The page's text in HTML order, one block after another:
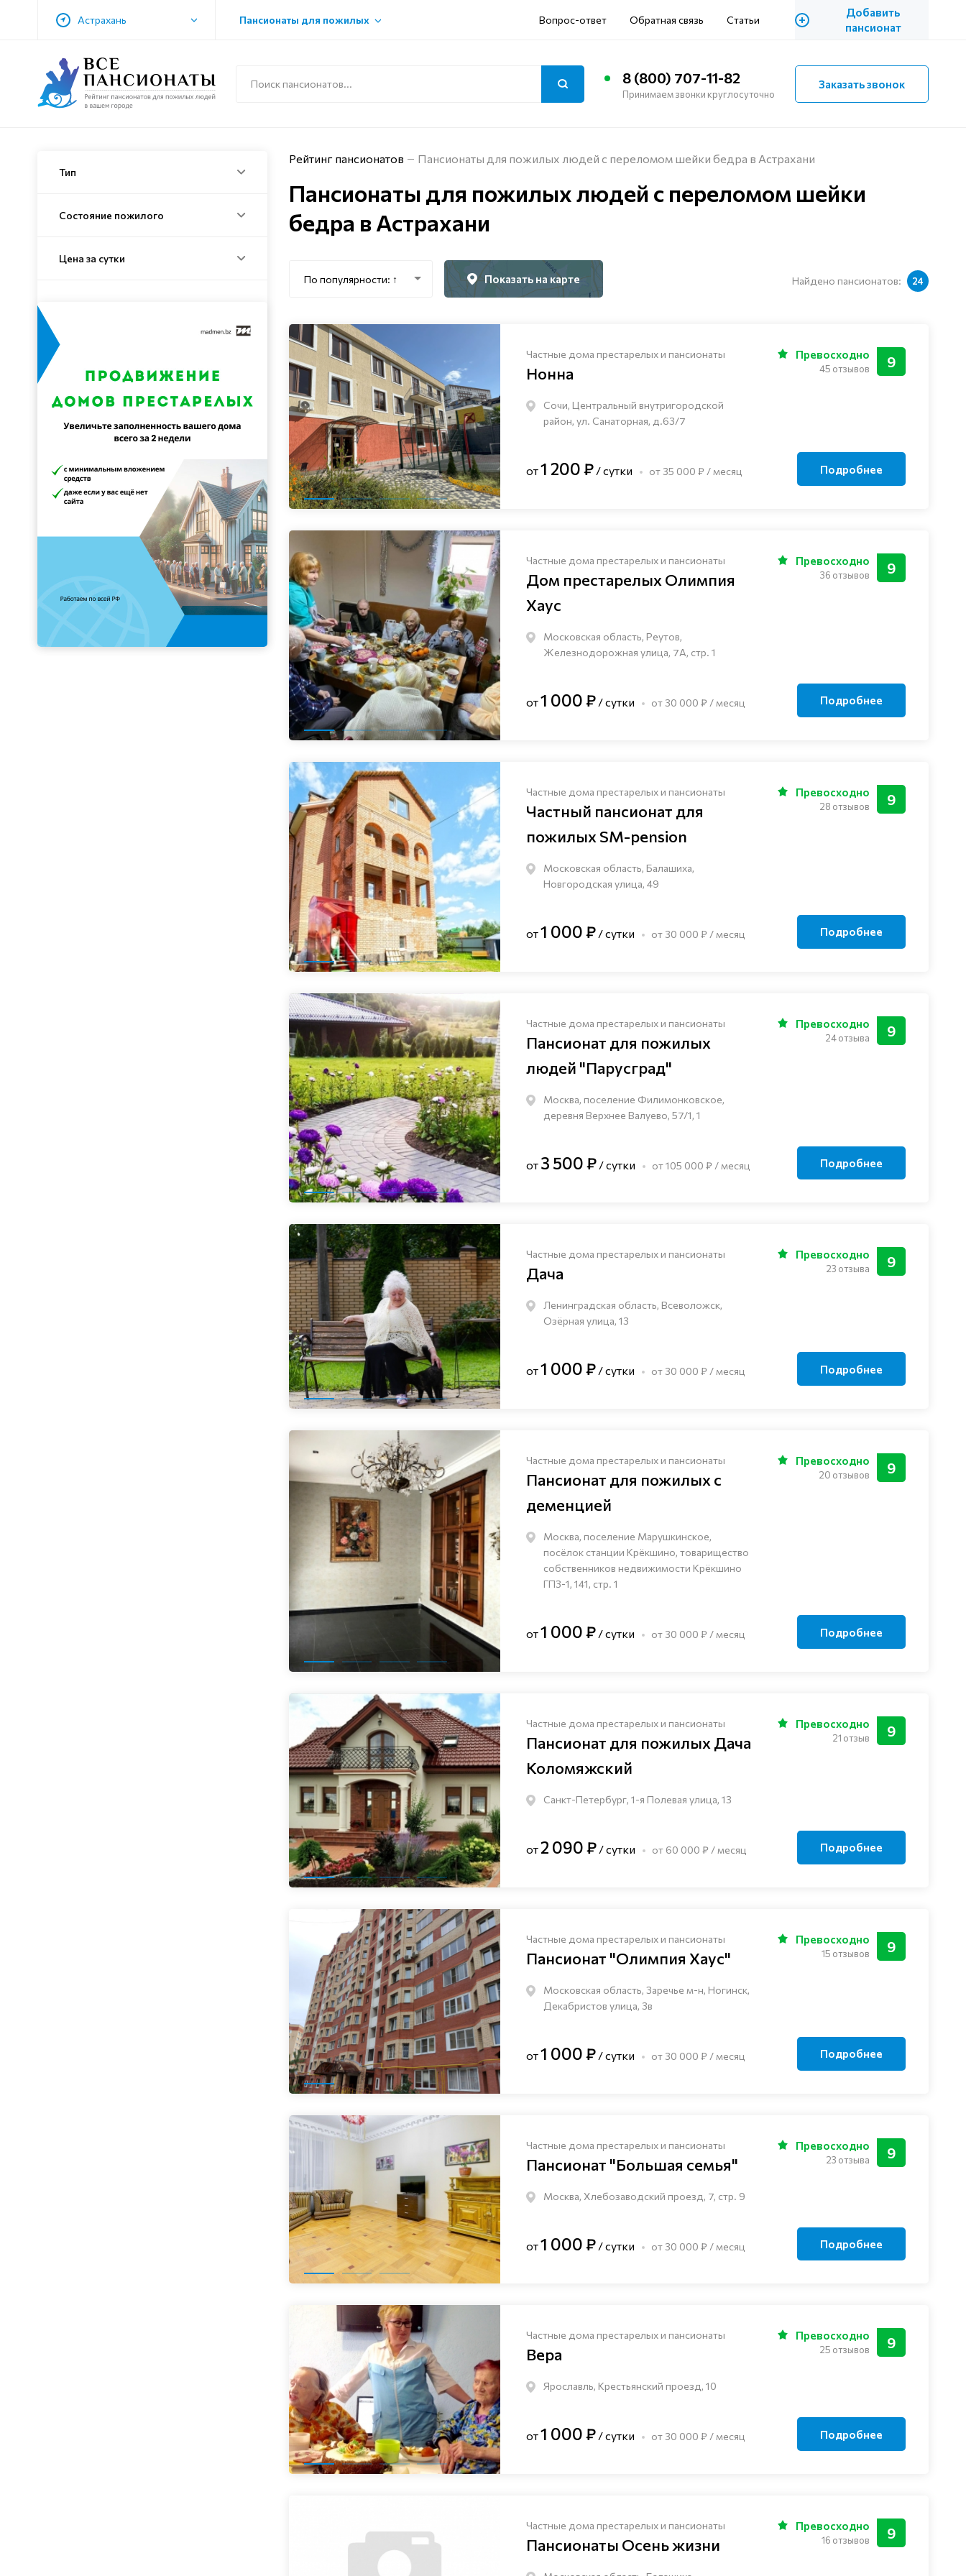
Астрахань Пансионаты для пожилых Вопрос-ответ Обратная связь Статьи +
Добавить
пансионат
8 (800) 707-11-82
Принимаем звонки круглосуточно
Заказать звонок
Тип
Состояние пожилого
Цена за сутки
Рейтинг пансионатов Пансионаты для пожилых людей с переломом шейки бедра в Астрахани
Пансионаты для пожилых людей с переломом шейки
бедра в Астрахани
По популярности: ↑ Показать на карте Найдено пансионатов: 24
Частные дома престарелых и пансионаты
Нонна
Сочи, Центральный внутригородской
район, ул. Санаторная, д.63/7
9
Превосходно
45 отзывов
от1 200 ₽ / сутки от 35 000 ₽ / месяц Подробнее
Частные дома престарелых и пансионаты
Дом престарелых Олимпия
Хаус
Московская область, Реутов,
Железнодорожная улица, 7А, стр. 1
9
Превосходно
36 отзывов
от1 000 ₽ / сутки от 30 000 ₽ / месяц Подробнее
Частные дома престарелых и пансионаты
Частный пансионат для
пожилых SM-pension
Московская область, Балашиха,
Новгородская улица, 49
9
Превосходно
28 отзывов
от1 000 ₽ / сутки от 30 000 ₽ / месяц Подробнее
Частные дома престарелых и пансионаты
Пансионат для пожилых
людей "Парусград"
Москва, поселение Филимонковское,
деревня Верхнее Валуево, 57/1, 1
9
Превосходно
24 отзыва
от 3 500 ₽ / сутки от 105 000 ₽ / месяц Подробнее
Частные дома престарелых и пансионаты
Дача
Ленинградская область, Всеволожск,
Озёрная улица, 13
9
Превосходно
23 отзыва
от1 000 ₽ / сутки от 30 000 ₽ / месяц Подробнее
Частные дома престарелых и пансионаты
Пансионат для пожилых с
деменцией
Москва, поселение Марушкинское,
посёлок станции Крёкшино, товарищество
собственников недвижимости Крёкшино
ГПЗ-1, 141, стр. 1
9
Превосходно
20 отзывов
от1 000 ₽ / сутки от 30 000 ₽ / месяц Подробнее
Частные дома престарелых и пансионаты
Пансионат для пожилых Дача
Коломяжский
Санкт-Петербург, 1-я Полевая улица, 13
9
Превосходно
21 отзыв
от 2 090 ₽ / сутки от 60 000 ₽ / месяц Подробнее
Частные дома престарелых и пансионаты
Пансионат "Олимпия Хаус"
Московская область, Заречье м-н, Ногинск, ​
Декабристов улица, 3в
9
Превосходно
15 отзывов
от1 000 ₽ / сутки от 30 000 ₽ / месяц Подробнее
Частные дома престарелых и пансионаты
Пансионат "Большая семья"
Москва, Хлебозаводский проезд, 7, стр. 9
9
Превосходно
23 отзыва
от1 000 ₽ / сутки от 30 000 ₽ / месяц Подробнее
Частные дома престарелых и пансионаты
Вера
Ярославль, Крестьянский проезд, 10
9
Превосходно
25 отзывов
от1 000 ₽ / сутки от 30 000 ₽ / месяц Подробнее
Частные дома престарелых и пансионаты
Пансионаты Осень жизни
9
Превосходно
16 отзывов